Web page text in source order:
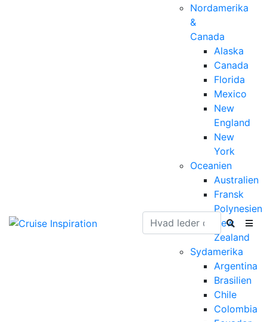
Nordamerika
&
Canada
Alaska
Canada
Florida
Mexico
New
England
New
York
Oceanien
Australien
Fransk
Polynesien
New
Zealand
Sydamerika
Argentina
Brasilien
Chile
Colombia